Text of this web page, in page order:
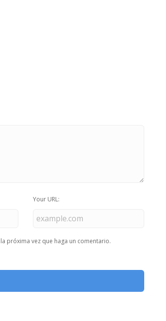
Your URL:
próxima vez que haga un comentario.